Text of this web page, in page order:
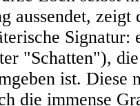
aussendet, zeigt
Signatur:
"Schatten"),
ist. Diese
die immense